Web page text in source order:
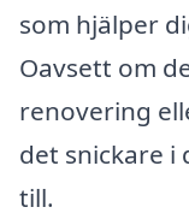
som hjälper
Oavsett om
renovering
det snickare
till.